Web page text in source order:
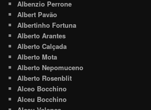
Albenzio Perrone
Albert Pavão
Albertinho Fortuna
Alberto Arantes
Alberto Calçada
Alberto Mota
Alberto Nepomuceno
Alberto Rosenblit
Alceo Bocchino
Alceu Bocchino